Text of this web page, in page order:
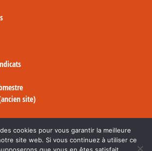
site)
cookies pour vous garantir la meilleure
site web. Si vous continuez à utiliser ce